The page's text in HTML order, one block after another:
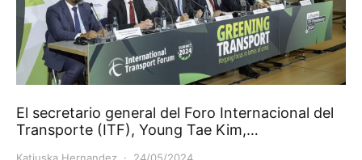
El secretario general del Foro Internacional del
Transporte (ITF), Young Tae Kim,…